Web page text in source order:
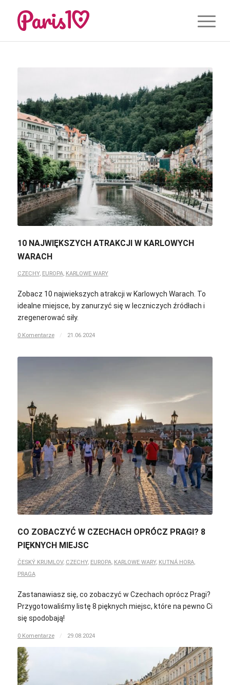
10 NAJWIĘKSZYCH ATRAKCJI W KARLOWYCH
WARACH
CZECHY, EUROPA, KARLOWE WARY
Zobacz 10 najwiekszych atrakcji w Karlowych Warach. To
idealne miejsce, by zanurzyć się w leczniczych źródłach i
zregenerować siły.
0 Komentarze / 21.06.2024
CO ZOBACZYĆ W CZECHACH OPRÓCZ PRAGI? 8
PIĘKNYCH MIEJSC
ČESKÝ KRUMLOV, CZECHY, EUROPA, KARLOWE WARY, KUTNÁ HORA,
PRAGA
Zastanawiasz się, co zobaczyć w Czechach oprócz Pragi?
Przygotowaliśmy listę 8 pięknych miejsc, które na pewno Ci
się spodobają!
0 Komentarze / 29.08.2024